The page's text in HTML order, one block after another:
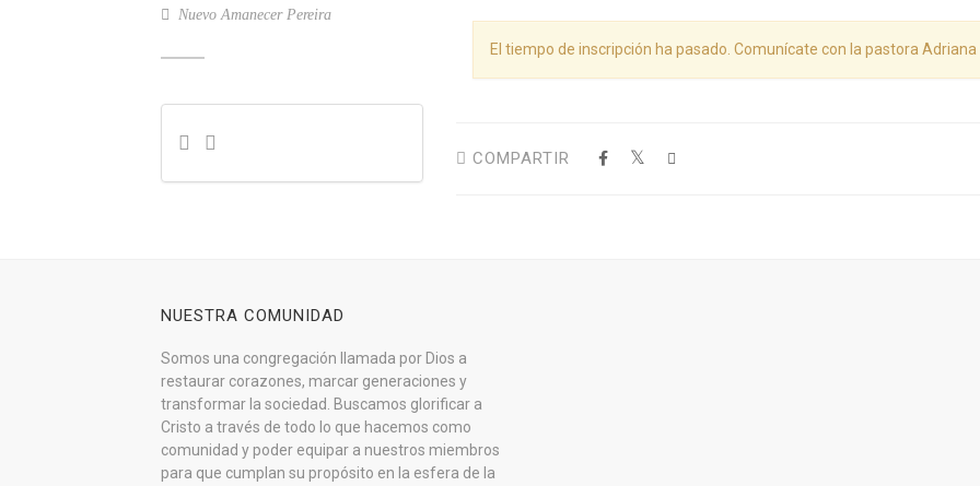
Nuevo Amanecer Pereira
El tiempo de inscripción ha pasado. Comunícate con la pastora
COMPARTIR
NUESTRA COMUNIDAD
Somos una congregación llamada por Dios a
restaurar corazones, marcar generaciones y
transformar la sociedad. Buscamos glorificar a
Cristo a través de todo lo que hacemos como
comunidad y poder equipar a nuestros miembros
para que cumplan su propósito en la esfera de la